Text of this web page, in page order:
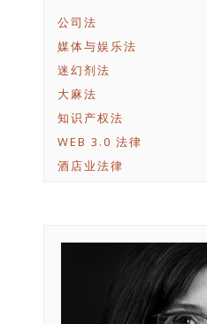
公司法
媒体与娱乐法
迷幻剂法
大麻法
知识产权法
WEB 3.0 法律
酒店业法律